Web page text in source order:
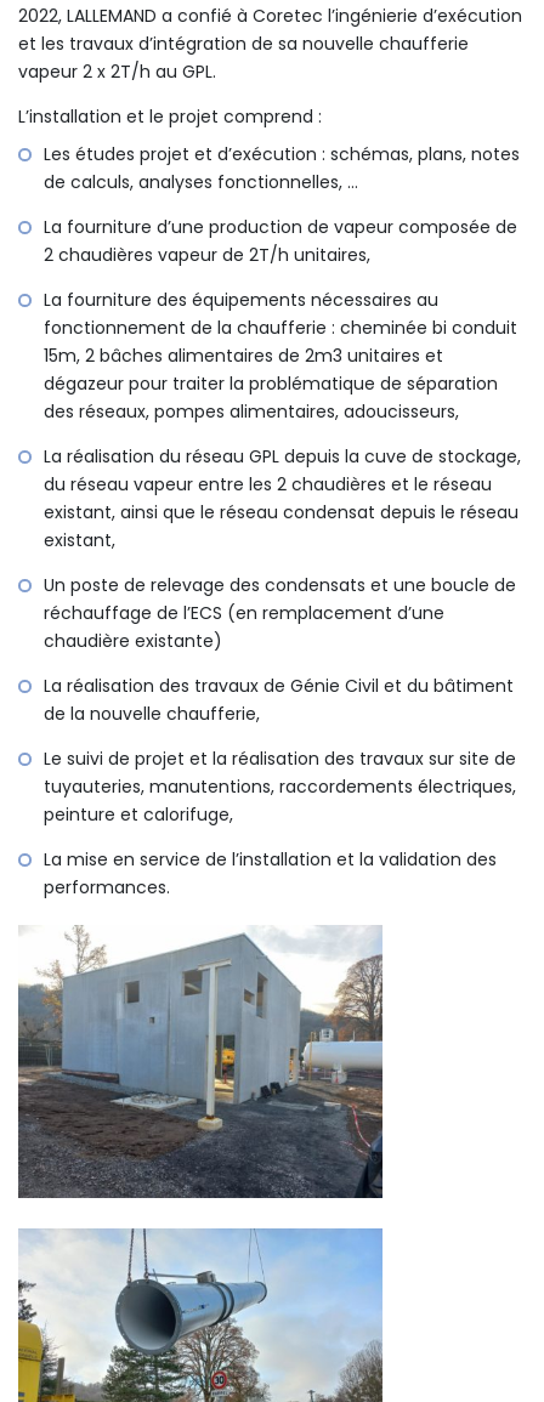
2022, LALLEMAND a confié à Coretec l’ingénierie d’exécution
et les travaux d’intégration de sa nouvelle chaufferie
vapeur 2 x 2T/h au GPL.
L’installation et le projet comprend :
Les études projet et d’exécution : schémas, plans, notes
de calculs, analyses fonctionnelles, …
La fourniture d’une production de vapeur composée de
2 chaudières vapeur de 2T/h unitaires,
La fourniture des équipements nécessaires au
fonctionnement de la chaufferie : cheminée bi conduit
15m, 2 bâches alimentaires de 2m3 unitaires et
dégazeur pour traiter la problématique de séparation
des réseaux, pompes alimentaires, adoucisseurs,
La réalisation du réseau GPL depuis la cuve de stockage,
du réseau vapeur entre les 2 chaudières et le réseau
existant, ainsi que le réseau condensat depuis le réseau
existant,
Un poste de relevage des condensats et une boucle de
réchauffage de l’ECS (en remplacement d’une
chaudière existante)
La réalisation des travaux de Génie Civil et du bâtiment
de la nouvelle chaufferie,
Le suivi de projet et la réalisation des travaux sur site de
tuyauteries, manutentions, raccordements électriques,
peinture et calorifuge,
La mise en service de l’installation et la validation des
performances.